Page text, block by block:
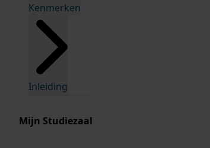
Kenmerken
Inleiding
Mijn Studiezaal